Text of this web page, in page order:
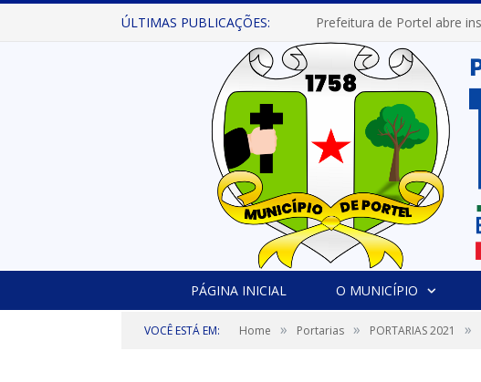
ÚLTIMAS PUBLICAÇÕES:
PÁGINA INICIAL O MUNICÍPIO
VOCÊ ESTÁ EM: Home » Portarias » PORTARIAS 2021 »